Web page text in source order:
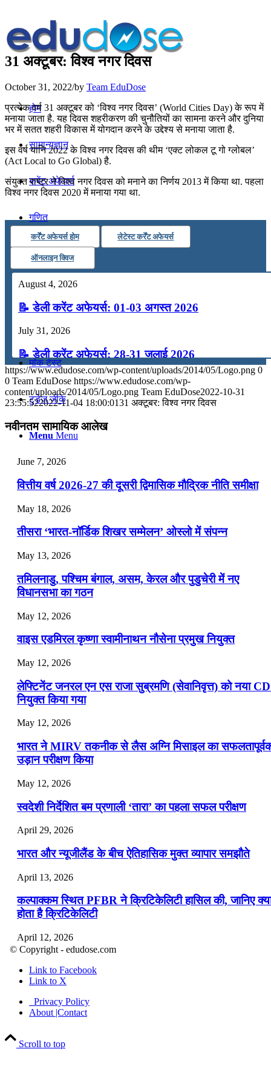
होम
सामान्यज्ञान
करेंट अफेयर्स
गणित
तर्कशक्ति
कंप्यूटर
अंग्रेजी
मॉक टेस्ट
टुडेज जीके
Menu Menu
31 अक्टूबर: विश्व नगर दिवस
October 31, 2022/by Team EduDose
प्रत्येक वर्ष 31 अक्टूबर को ‘विश्व नगर दिवस’ (World Cities Day) के रूप में
मनाया जाता है. यह दिवस शहरीकरण की चुनौतियों का सामना करने और दुनिया
भर में सतत शहरी विकास में योगदान करने के उद्देश्य से मनाया जाता है.
इस वर्ष यानि 2022 के विश्व नगर दिवस की थीम ‘एक्ट लोकल टू गो ग्लोबल’
(Act Local to Go Global) है.
संयुक्त राष्ट्र ने विश्व नगर दिवस को मनाने का निर्णय 2013 में किया था. पहला
विश्व नगर दिवस 2020 में मनाया गया था.
कर्रेंट अफेयर्स होम लेटेस्ट कर्रेंट अफेयर्स
ऑनलाइन क्विज
August 4, 2026
📝 डेली करेंट अफेयर्स: 01-03 अगस्त 2026
July 31, 2026
📝 डेली करेंट अफेयर्स: 28-31 जुलाई 2026
July 28, 2026
📝 डेली करेंट अफेयर्स: 25-27 जुलाई 2026
July 25, 2026
📝 डेली करेंट अफेयर्स: 19-21 जुलाई 2026
📝 डेली करेंट अफेयर्स: 13-15 जुलाई 2026
https://www.edudose.com/wp-content/uploads/2014/05/Logo.png 0
0 Team EduDose https://www.edudose.com/wp-
content/uploads/2014/05/Logo.png Team EduDose2022-10-31
23:55:522022-11-04 18:00:0131 अक्टूबर: विश्व नगर दिवस
नवीनतम सामायिक आलेख
June 7, 2026
वित्तीय वर्ष 2026-27 की दूसरी द्विमासिक मौद्रिक नीति समीक्षा
May 18, 2026
तीसरा ‘भारत-नॉर्डिक शिखर सम्मेलन’ ओस्लो में संपन्न
May 13, 2026
तमिलनाडु, पश्चिम बंगाल, असम, केरल और पुडुचेरी में नए
विधानसभा का गठन
May 12, 2026
वाइस एडमिरल कृष्णा स्वामीनाथन नौसेना प्रमुख नियुक्त
May 12, 2026
लेफ्टिनेंट जनरल एन एस राजा सुब्रमणि (सेवानिवृत्त) को नया
नियुक्त किया गया
May 12, 2026
भारत ने MIRV तकनीक से लैस अग्नि मिसाइल का
उड़ान परीक्षण किया
May 12, 2026
स्वदेशी निर्देशित बम प्रणाली ‘तारा’ का पहला सफल परीक्षण
April 29, 2026
भारत और न्यूजीलैंड के बीच ऐतिहासिक मुक्त व्यापार समझौते
April 13, 2026
कल्पाक्कम स्थित PFBR ने क्रिटिकेलिटी हासिल की, जानिए
होता है क्रिटिकेलिटी
April 12, 2026
April 9, 2026
नासा का आर्टेमिस-2 मिशन: मनुष्य एक बार फिर से चंद्रमा के
पहुंचा
April 7, 2026
© Copyright - edudose.com
Link to Facebook
Link to X
Privacy Policy
About |Contact
Scroll to top